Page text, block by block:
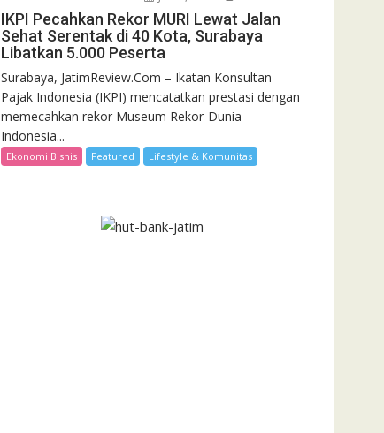
IKPI Pecahkan Rekor MURI Lewat Jalan
Sehat Serentak di 40 Kota, Surabaya
Libatkan 5.000 Peserta
Surabaya, JatimReview.Com – Ikatan Konsultan
Pajak Indonesia (IKPI) mencatatkan prestasi dengan
memecahkan rekor Museum Rekor-Dunia
Indonesia...
Ekonomi Bisnis Featured Lifestyle & Komunitas